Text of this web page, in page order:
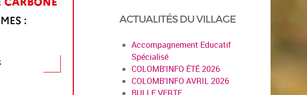
ACTUALITÉS DU VILLAGE
Accompagnement Educatif
Spécialisé
COLOMB'INFO ÉTÉ 2026
COLOMB'INFO AVRIL 2026